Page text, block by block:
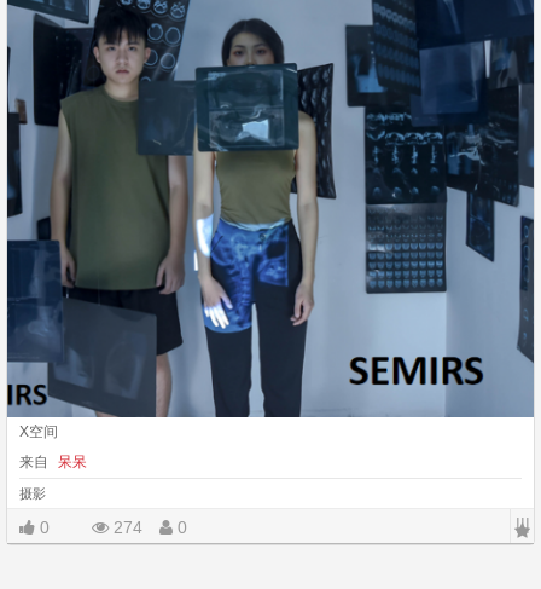
X空间
来自
呆呆
摄影
0 274 0 |||